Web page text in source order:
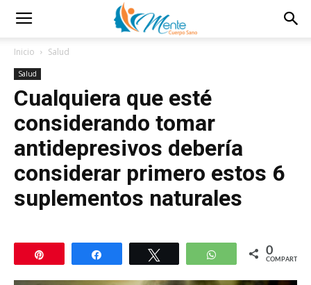
Inicio Salud
Salud
Cualquiera que esté
considerando tomar
antidepresivos debería
considerar primero estos 6
suplementos naturales
Compartir WhatsApp
0
COMPARTIR